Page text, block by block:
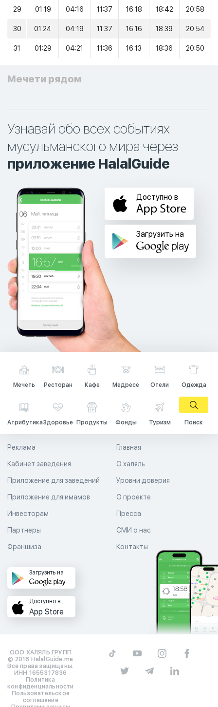
29 01:19 04:16 11:37 16:18 18:42 20:58
30 01:24 04:19 11:37 16:16 18:39 20:54
31 01:29 04:21 11:36 16:13 18:36 20:50
Мечети рядом
Узнавай обо всех событиях
мусульманского мира через
приложение HalalGuide
Доступно в
Загрузить на
Мечеть Ресторан Кафе Медресе Отели Одежда
АтрибутикаЗдоровье Продукты Фонды Туризм Поиск
Главная
О халяль
Уровни доверия
Реклама
Кабинет заведения
Приложение для заведений
Приложение для имамов О проекте
Пресса
СМИ о нас
Контакты
Инвесторам
Партнеры
Франшиза
Загрузить на
Доступно в
App Store
ООО ХАЛЯЛЬ ГРУПП
© 2018 HalalGuide.me
Все права защищены.
ИНН 1655317836
Политика
конфиденциальности
Пользовательское
соглашение